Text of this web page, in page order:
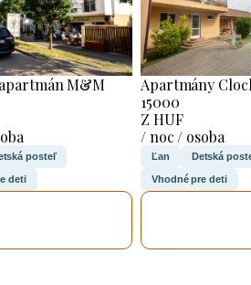
M&M
posteľ
deti
Apartmány
15000
Z HUF
/ noc / osoba
Ľan Detská
Vhodné pre deti